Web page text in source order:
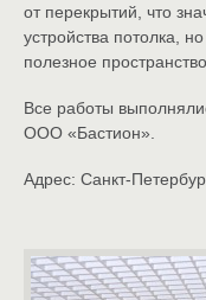
от перекрытий, что
устройства потолка,
полезное
Все работы
ООО «Бастион»
Адрес: Санкт-